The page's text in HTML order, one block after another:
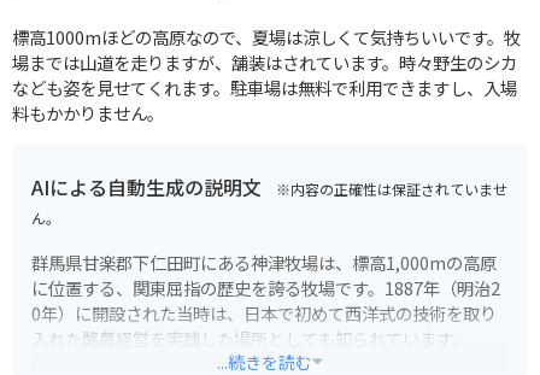
標高1000mほどの高原なので、夏場は涼しくて気持ちいいです。牧
場までは山道を走りますが、舗装はされています。時々野生のシカ
なども姿を見せてくれます。駐車場は無料で利用できますし、入場
料もかかりません。
AIによる自動生成の説明文 ※内容の正確性は保証されていませ
ん。
群馬県甘楽郡下仁田町にある神津牧場は、標高1,000mの高原
に位置する、関東屈指の歴史を誇る牧場です。1887年（明治2
0年）に開設された当時は、日本で初めて西洋式の技術を取り
入れた酪農経営を実践した場所としても知られています。
...続きを読む